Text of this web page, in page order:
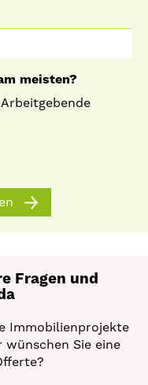
meisten?
Fragen und
Immobilienprojekte
wünschen Sie eine